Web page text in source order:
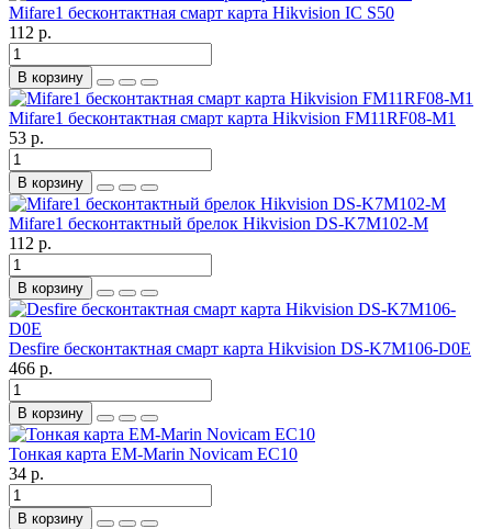
Mifare1 бесконтактная смарт карта Hikvision IC S50
112 р.
В корзину
Mifare1 бесконтактная смарт карта Hikvision FM11RF08-M1
53 р.
В корзину
Mifare1 бесконтактный брелок Hikvision DS-K7M102-M
112 р.
В корзину
Desfire бесконтактная смарт карта Hikvision DS-K7M106-D0E
466 р.
В корзину
Тонкая карта EM-Marin Novicam EC10
34 р.
В корзину